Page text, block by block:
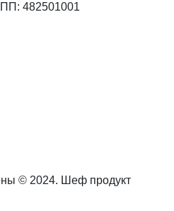
482501001
© 2024. Шеф продукт